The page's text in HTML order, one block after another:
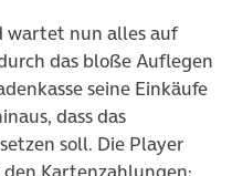
wartet nun alles auf
das bloße Auflegen
seine Einkäufe
dass das
soll. Die Player